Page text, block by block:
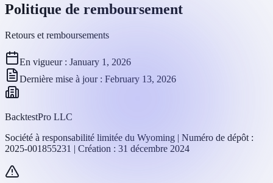
Politique de remboursement
Retours et remboursements
En vigueur : January 1, 2026
Dernière mise à jour : February 13, 2026
BacktestPro LLC
Société à responsabilité limitée du Wyoming | Numéro de dépôt :
2025-001855231 | Création : 31 décembre 2024